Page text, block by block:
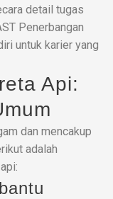
detail tugas
Penerbangan
untuk karier yang
Api:
dan mencakup
adalah